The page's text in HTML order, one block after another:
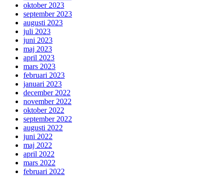
oktober 2023
september 2023
augusti 2023
juli 2023
juni 2023
maj 2023
april 2023
mars 2023
februari 2023
januari 2023
december 2022
november 2022
oktober 2022
september 2022
augusti 2022
juni 2022
maj 2022
april 2022
mars 2022
februari 2022